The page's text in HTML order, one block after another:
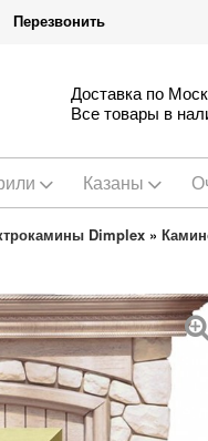
Перезвонить
Доставка по
Все товары в
Казаны
Dimplex »